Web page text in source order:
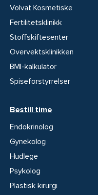
Volvat Kosmetiske
Fertilitetsklinikk
Stoffskiftesenter
Overvektsklinikken
BMI-kalkulator
Spiseforstyrrelser
Bestill time
Endokrinolog
Gynekolog
Hudlege
Psykolog
Plastisk kirurgi